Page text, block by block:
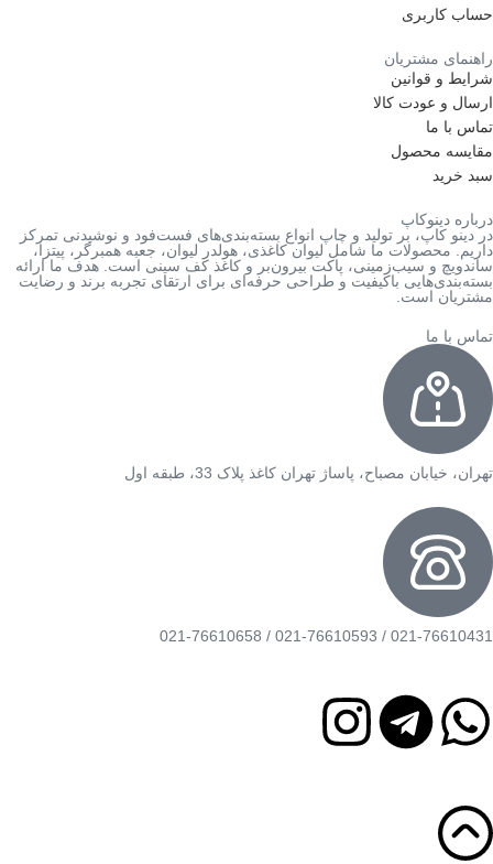
حساب کاربری
راهنمای مشتریان
شرایط و قوانین
ارسال و عودت کالا
تماس با ما
مقایسه محصول
سبد خرید
درباره دینوکاپ
در دینو کاپ، بر تولید و چاپ انواع بسته‌بندی‌های فست‌فود و نوشیدنی تمرکز
داریم. محصولات ما شامل لیوان کاغذی، هولدر لیوان، جعبه همبرگر، پیتزا،
ساندویچ و سیب‌زمینی، پاکت بیرون‌بر و کاغذ کف سینی است. هدف ما ارائه
بسته‌بندی‌هایی باکیفیت و طراحی حرفه‌ای برای ارتقای تجربه برند و رضایت
مشتریان است.
تماس با ما
تهران، خیابان مصباح، پاساژ تهران کاغذ پلاک 33، طبقه اول
021-76610431 / 021-76610593 / 021-76610658